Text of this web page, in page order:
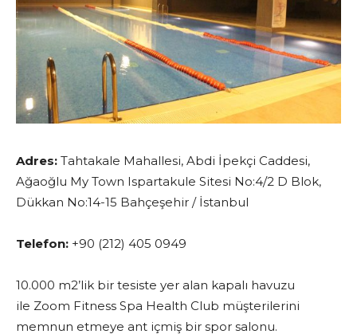
Adres: Tahtakale Mahallesi, Abdi İpekçi Caddesi,
Ağaoğlu My Town Ispartakule Sitesi No:4/2 D Blok,
Dükkan No:14-15 Bahçeşehir / İstanbul
Telefon: +90 (212) 405 0949
10.000 m2’lik bir tesiste yer alan kapalı havuzu
ile Zoom Fitness Spa Health Club müşterilerini
memnun etmeye ant içmiş bir spor salonu.